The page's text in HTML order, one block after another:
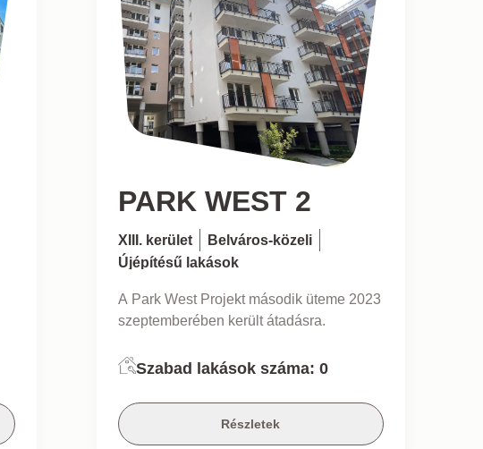
PARK WEST 2
XIII. kerület
Belváros-közeli
Újépítésű lakások
A Park West Projekt második üteme 2023
szeptemberében került átadásra.
Szabad lakások száma: 0
Részletek